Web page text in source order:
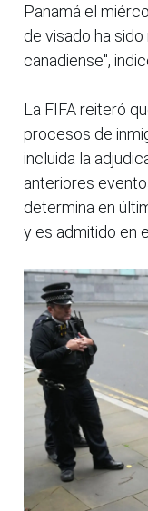
Panamá el
de visado ha
canadiense",
La FIFA reiteró
procesos de
incluida la
anteriores
determina en
y es admitido en